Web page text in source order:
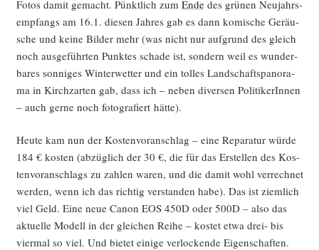
Fotos damit gemacht. Pünkt­lich zum Endedes grü­nen Neu­jahrs­
emp­fangs am 16.1. die­sen Jah­res gab es dann komi­sche Geräu­
sche und kei­ne Bil­der mehr (was nicht nur auf­grund des gleich
noch aus­ge­führ­ten Punk­tes scha­de ist, son­dern weil es wun­der­
ba­res son­ni­ges Win­ter­wet­ter und ein tol­les Land­schafts­pan­ora­
ma in Kirch­zar­ten gab, dass ich – neben diver­sen Poli­ti­ke­rIn­nen
– auch ger­ne noch foto­gra­fiert hätte).
Heu­te kam nun der Kos­ten­vor­anschlag – eine Repa­ra­tur wür­de
184 € kos­ten (abzüg­lich der 30 €, die für das Erstel­len des Kos­
ten­vor­anschlags zu zah­len waren, und die damit wohl ver­rech­net
wer­den, wenn ich das rich­tig ver­stan­den habe). Das ist ziem­lich
viel Geld. Eine neue Canon EOS 450D oder 500D – also das
aktu­el­le Modell in der glei­chen Rei­he – kos­tet etwa drei- bis
vier­mal so viel. Und bie­tet eini­ge ver­lo­cken­de Eigen­schaf­ten.